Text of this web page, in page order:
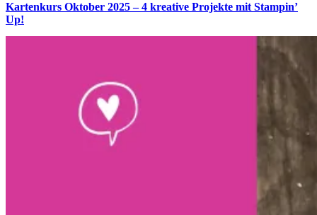
Kartenkurs Oktober 2025 – 4 kreative Projekte mit Stampin’
Up!